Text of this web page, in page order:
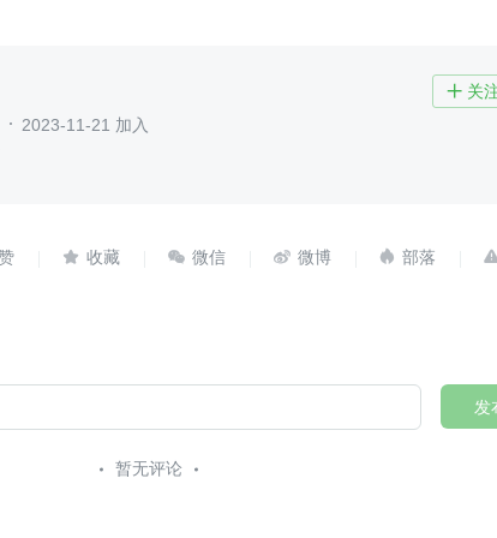
 关
2023-11-21 加入
   
发
暂无评论